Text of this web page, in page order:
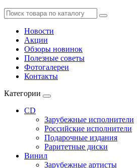
Новости
Акции
Обзоры новинок
Полезные советы
Фотогалереи
Контакты
Категории
CD
Зарубежные исполнители
Российские исполнители
Подарочные издания
Раритетные диски
Винил
Зарубежные артисты